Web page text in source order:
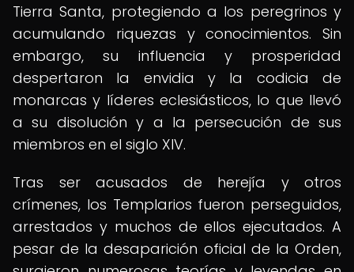
Tierra Santa, protegiendo a los peregrinos y
acumulando riquezas y conocimientos. Sin
embargo, su influencia y prosperidad
despertaron la envidia y la codicia de
monarcas y líderes eclesiásticos, lo que llevó
a su disolución y a la persecución de sus
miembros en el siglo XIV.
Tras ser acusados de herejía y otros
crímenes, los Templarios fueron perseguidos,
arrestados y muchos de ellos ejecutados. A
pesar de la desaparición oficial de la Orden,